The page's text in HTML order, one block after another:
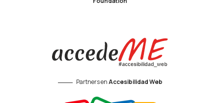
Partners enAccesibilidad Web